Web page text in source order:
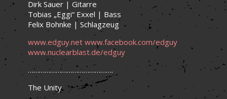
Dirk Sauer | Gitarre
Tobias „Eggi“ Exxel | Bass
Felix Bohnke | Schlagzeug
www.edguy.net www.facebook.com/edguy
www.nuclearblast.de/edguy
……………………………………….
The Unity